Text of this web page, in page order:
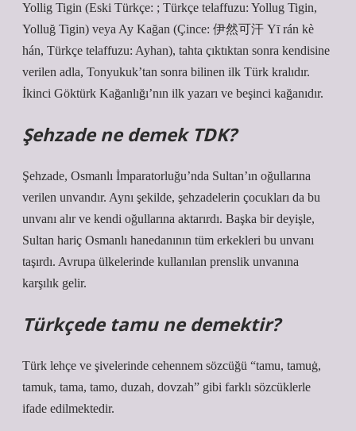
Yollig Tigin (Eski Türkçe: ; Türkçe telaffuzu: Yollug Tigin,
Yolluğ Tigin) veya Ay Kağan (Çince: 伊然可汗 Yī rán kè
hán, Türkçe telaffuzu: Ayhan), tahta çıktıktan sonra kendisine
verilen adla, Tonyukuk’tan sonra bilinen ilk Türk kralıdır.
İkinci Göktürk Kağanlığı’nın ilk yazarı ve beşinci kağanıdır.
Şehzade ne demek TDK?
Şehzade, Osmanlı İmparatorluğu’nda Sultan’ın oğullarına
verilen unvandır. Aynı şekilde, şehzadelerin çocukları da bu
unvanı alır ve kendi oğullarına aktarırdı. Başka bir deyişle,
Sultan hariç Osmanlı hanedanının tüm erkekleri bu unvanı
taşırdı. Avrupa ülkelerinde kullanılan prenslik unvanına
karşılık gelir.
Türkçede tamu ne demektir?
Türk lehçe ve şivelerinde cehennem sözcüğü “tamu, tamuġ,
tamuk, tama, tamo, duzah, dovzah” gibi farklı sözcüklerle
ifade edilmektedir.